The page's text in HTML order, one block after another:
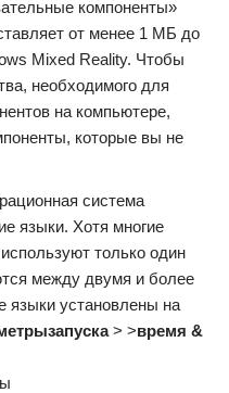
компоненты»
от менее 1 МБ до
Mixed Reality. Чтобы
необходимого для
на компьютере,
которые вы не
система
языки. Хотя многие
только один
между двумя и более
языки установлены на
запуска> >время &